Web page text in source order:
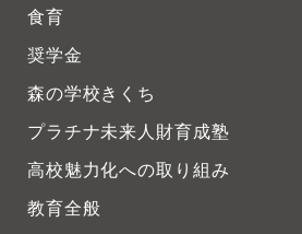
食育
奨学金
森の学校きくち
プラチナ未来人財育成塾
高校魅力化への取り組み
教育全般